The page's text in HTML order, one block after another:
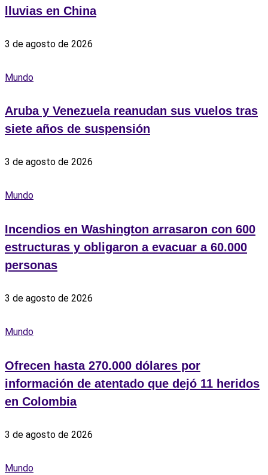
lluvias en China
3 de agosto de 2026
Mundo
Aruba y Venezuela reanudan sus vuelos tras
siete años de suspensión
3 de agosto de 2026
Mundo
Incendios en Washington arrasaron con 600
estructuras y obligaron a evacuar a 60.000
personas
3 de agosto de 2026
Mundo
Ofrecen hasta 270.000 dólares por
información de atentado que dejó 11 heridos
en Colombia
3 de agosto de 2026
Mundo